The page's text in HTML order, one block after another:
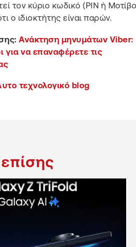
τον κύριο κωδικό (PIN ή
ο ιδιοκτήτης είναι παρών.
Ανάκτηση μηνυμάτων Viber:
για να επαναφέρετε τις
τεχνολογικό blog